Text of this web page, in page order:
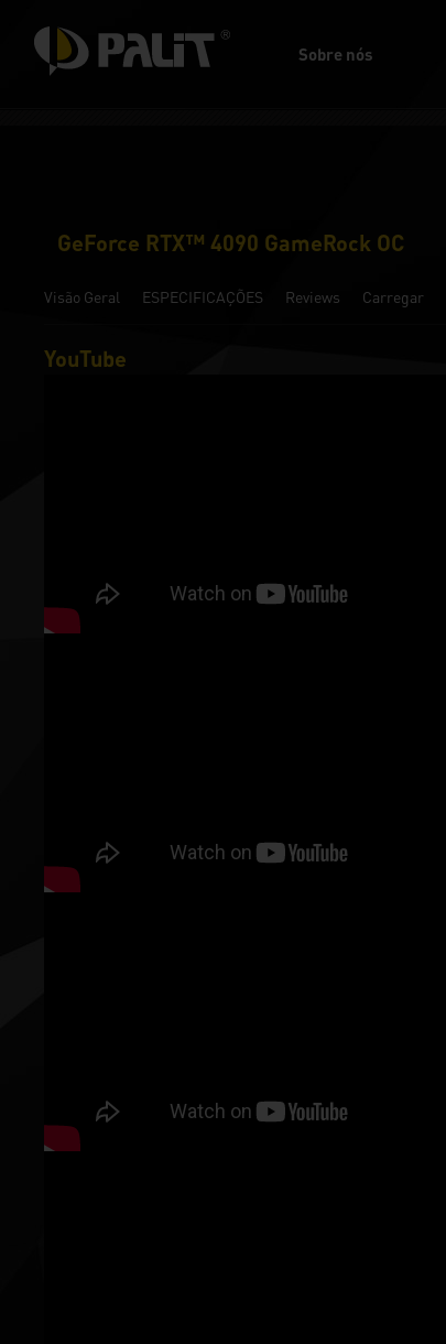
Sobre nós
GeForce RTX™ 4090 GameRock OC
Visão Geral ESPECIFICAÇÕES Reviews Carregar
YouTube